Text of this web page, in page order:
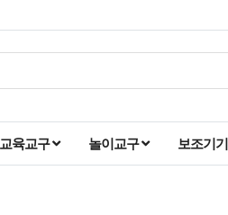
교육교구 놀이교구 보조기기